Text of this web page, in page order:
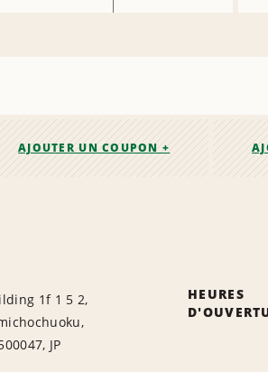
AJOUTER UN COUPON +
1f 1 5 2,
JP
HEURES